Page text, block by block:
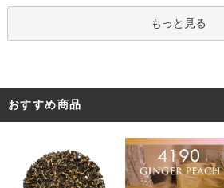
もっと見る
おすすめ商品